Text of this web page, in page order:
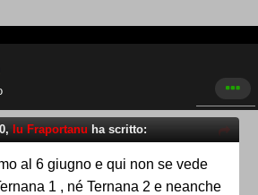
lu Fraportanu ha scritto:
al 6 giugno e qui non se vede
1 , né Ternana 2 e neanche